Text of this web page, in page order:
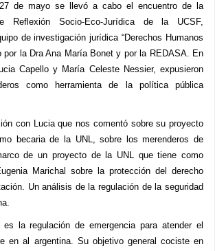
de mayo se llevó a cabo el encuentro de la
Reflexión Socio-Eco-Jurídica de la UCSF,
de investigación jurídica “Derechos Humanos
por la Dra Ana María Bonet y por la REDASA. En
Capello y María Celeste Nessier, expusieron
como herramienta de la política pública
con Lucia que nos comentó sobre su proyecto
becaria de la UNL, sobre los merenderos de
de un proyecto de la UNL que tiene como
Marichal sobre la protección del derecho
Un análisis de la regulación de la seguridad
la regulación de emergencia para atender el
en al argentina. Su objetivo general cociste en